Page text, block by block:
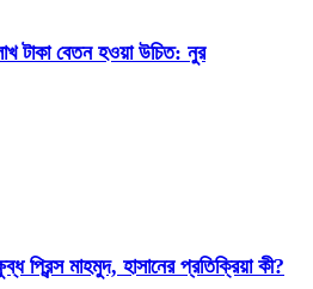
টাকা বেতন হওয়া উচিত: নুর
প্রিন্স মাহমুদ, হাসানের প্রতিক্রিয়া কী?